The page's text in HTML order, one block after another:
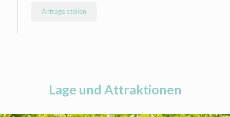
Anfrage stellen
Lage und Attraktionen